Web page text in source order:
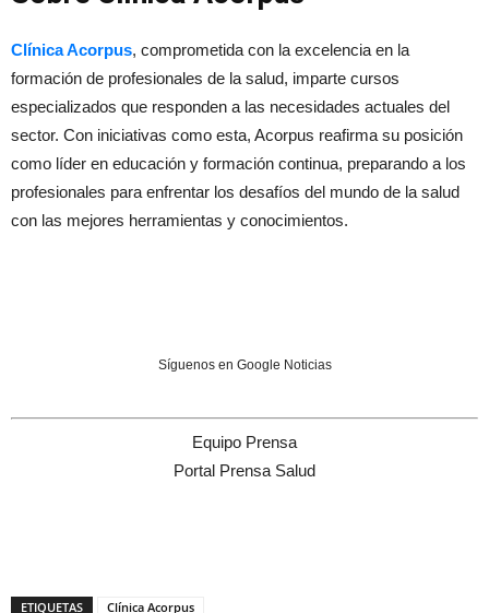
Clínica Acorpus, comprometida con la excelencia en la
formación de profesionales de la salud, imparte cursos
especializados que responden a las necesidades actuales del
sector. Con iniciativas como esta, Acorpus reafirma su posición
como líder en educación y formación continua, preparando a los
profesionales para enfrentar los desafíos del mundo de la salud
con las mejores herramientas y conocimientos.
Síguenos en Google Noticias
Equipo Prensa
Portal Prensa Salud
ETIQUETAS Clínica Acorpus